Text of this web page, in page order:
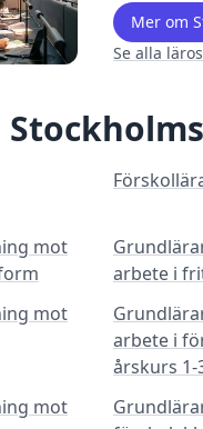
Mer om
Se alla
mot
arbete i
mot
arbete i
årskurs 1-
mot